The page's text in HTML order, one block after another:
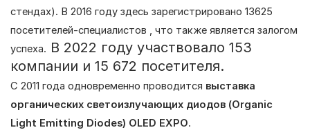
стендах). В 2016 году здесь зарегистрировано 13625
посетителей-специалистов , что также является залогом
успеха. В 2022 году участвовало 153
компании и 15 672 посетителя.
С 2011 года одновременно проводится выставка
органических светоизлучающих диодов (Organic
Light Emitting Diodes) OLED EXPO.